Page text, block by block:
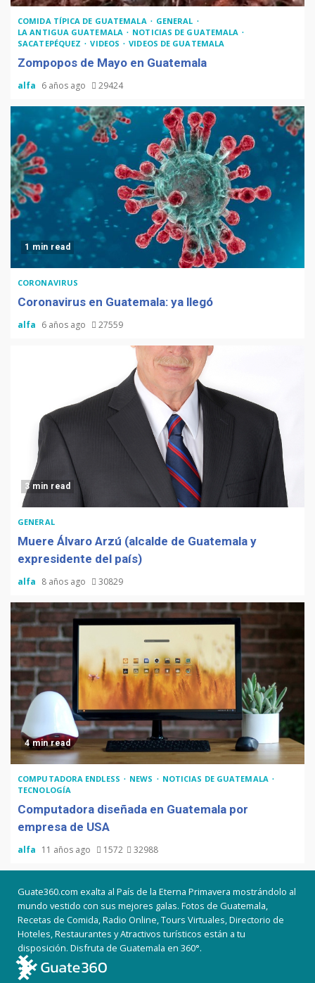
COMIDA TÍPICA DE GUATEMALA
GENERAL
LA ANTIGUA GUATEMALA
NOTICIAS DE GUATEMALA
SACATEPÉQUEZ
VIDEOS VIDEOS DE GUATEMALA
Zompopos de Mayo en Guatemala
alfa 6 años ago 29424
1 min read
CORONAVIRUS
Coronavirus en Guatemala: ya llegó
alfa 6 años ago 27559
3 min read
GENERAL
Muere Álvaro Arzú (alcalde de Guatemala y
expresidente del país)
alfa 8 años ago 30829
4 min read
COMPUTADORA ENDLESS NEWS
NOTICIAS DE GUATEMALA
TECNOLOGÍA
Computadora diseñada en Guatemala por
empresa de USA
alfa 11 años ago 1572 32988
Guate360.com exalta al País de la Eterna Primavera mostrándolo al
mundo vestido con sus mejores galas. Fotos de Guatemala,
Recetas de Comida, Radio Online, Tours Virtuales, Directorio de
Hoteles, Restaurantes y Atractivos turísticos están a tu
disposición. Disfruta de Guatemala en 360°.